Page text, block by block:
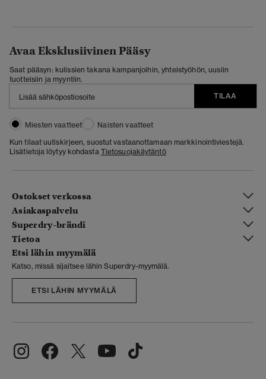
Avaa Eksklusiivinen Pääsy
Saat pääsyn: kulissien takana kampanjoihin, yhteistyöhön, uusiin
tuotteisiin ja myyntiin.
TILAA
Miesten vaatteet
Naisten vaatteet
Kun tilaat uutiskirjeen, suostut vastaanottamaan markkinointiviestejä.
Lisätietoja löytyy kohdasta Tietosuojakäytäntö
Ostokset verkossa
Asiakaspalvelu
Superdry-brändi
Tietoa
Etsi lähin myymälä
Katso, missä sijaitsee lähin Superdry-myymälä.
ETSI LÄHIN MYYMÄLÄ